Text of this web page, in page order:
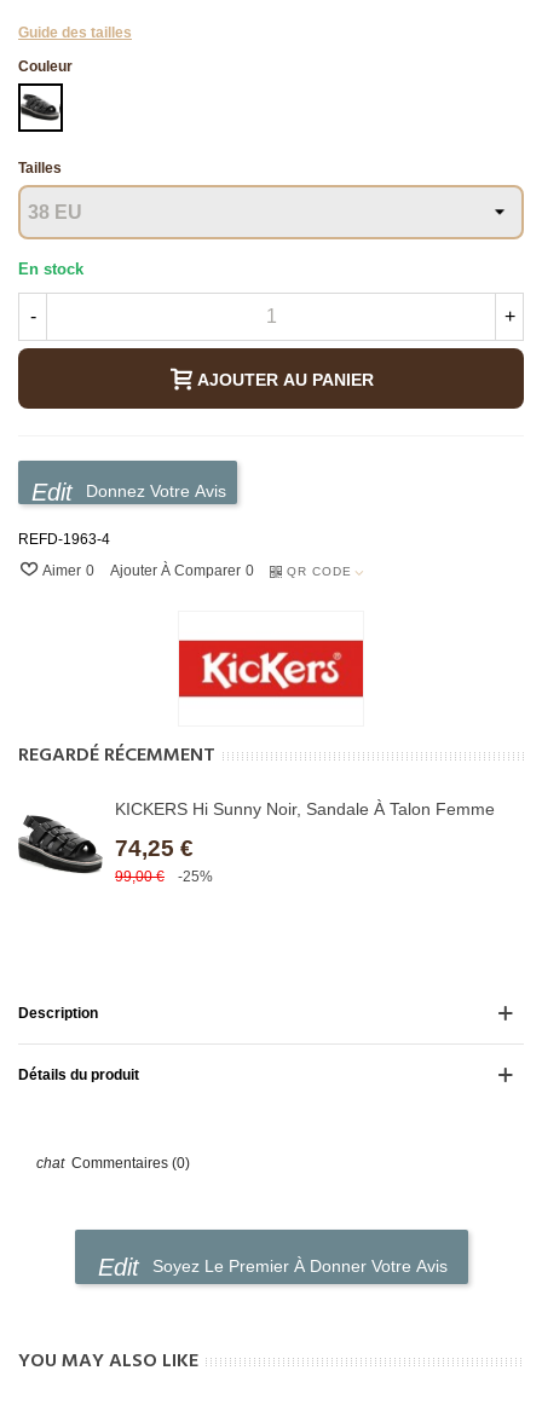
Guide des tailles
Couleur
NOIR
Tailles
En stock
- +
AJOUTER AU PANIER
Donnez Votre Avis
REFD-1963-4
Aimer 0 Ajouter À Comparer 0 QR CODE
REGARDÉ RÉCEMMENT
KICKERS Hi Sunny Noir, Sandale À Talon Femme
74,25 €
99,00 € -25%
Description
Détails du produit
Commentaires (0)
Soyez Le Premier À Donner Votre Avis
YOU MAY ALSO LIKE